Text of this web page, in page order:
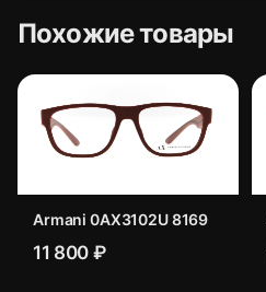
Похожие товары
Armani 0AX3102U 8169
11 800 ₽